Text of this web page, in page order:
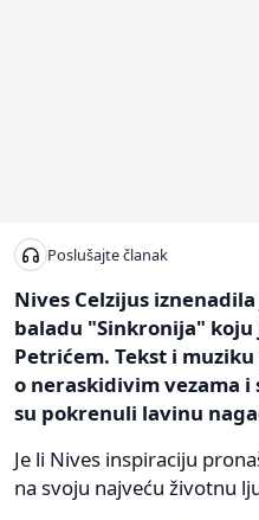
Poslušajte članak
Nives Celzijus
baladu "Sinkronija" koju
Petrićem. Tekst i
o neraskidivim vezama
su pokrenuli lavinu
Je li Nives inspiraciju
na svoju najveću životnu